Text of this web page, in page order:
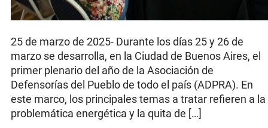
25 de marzo de 2025- Durante los días 25 y 26 de
marzo se desarrolla, en la Ciudad de Buenos Aires, el
primer plenario del año de la Asociación de
Defensorías del Pueblo de todo el país (ADPRA). En
este marco, los principales temas a tratar refieren a la
problemática energética y la quita de […]